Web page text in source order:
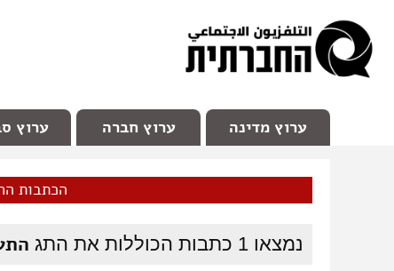
ערוץ מדינה ערוץ חברה ערוץ
הכתבות
נמצאו 1 כתבות הכוללות את התג